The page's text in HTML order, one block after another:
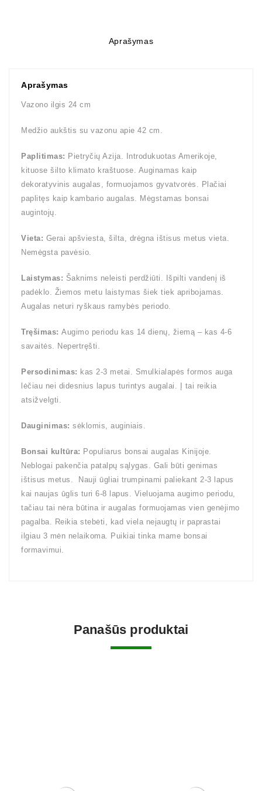
Aprašymas
Aprašymas
Vazono ilgis 24 cm
Medžio aukštis su vazonu apie 42 cm.
Paplitimas: Pietryčių Azija. Introdukuotas Amerikoje,
kituose šilto klimato kraštuose. Auginamas kaip
dekoratyvinis augalas, formuojamos gyvatvorės. Plačiai
paplitęs kaip kambario augalas. Mėgstamas bonsai
augintojų.
Vieta: Gerai apšviesta, šilta, drėgna ištisus metus vieta.
Nemėgsta pavėsio.
Laistymas: Šaknims neleisti perdžiūti. Išpilti vandenį iš
padėklo. Žiemos metu laistymas šiek tiek apribojamas.
Augalas neturi ryškaus ramybės periodo.
Tręšimas: Augimo periodu kas 14 dienų, žiemą – kas 4-6
savaitės. Nepertręšti.
Persodinimas: kas 2-3 metai. Smulkialapės formos auga
lėčiau nei didesnius lapus turintys augalai. Į tai reikia
atsižvelgti.
Dauginimas: sėklomis, auginiais.
Bonsai kultūra: Populiarus bonsai augalas Kinijoje.
Neblogai pakenčia patalpų sąlygas. Gali būti genimas
ištisus metus. Nauji ūgliai trumpinami paliekant 2-3 lapus
kai naujas ūglis turi 6-8 lapus. Vieluojama augimo periodu,
tačiau tai nėra būtina ir augalas formuojamas vien genėjimo
pagalba. Reikia stebėti, kad viela neįaugtų ir paprastai
ilgiau 3 mėn nelaikoma. Puikiai tinka mame bonsai
formavimui.
Panašūs produktai